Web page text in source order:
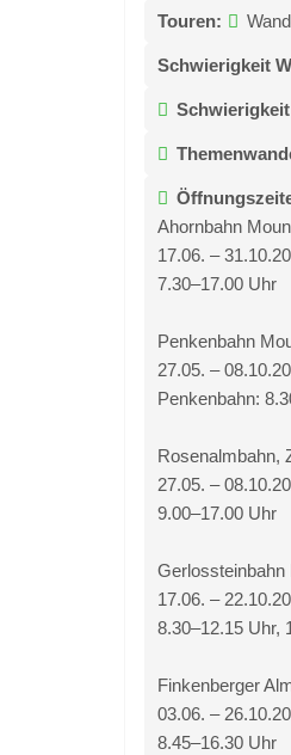
Touren:
Schwierigkeit
Ahornbahn
17.06. –
7.30–17.00 Uhr
Penkenbahn
27.05. –
Penkenbahn:
Rosenalmbahn,
27.05. –
9.00–17.00 Uhr
Gerlossteinbahn
17.06. –
8.30–12.15 Uhr,
Finkenberger
03.06. –
8.45–16.30 Uhr